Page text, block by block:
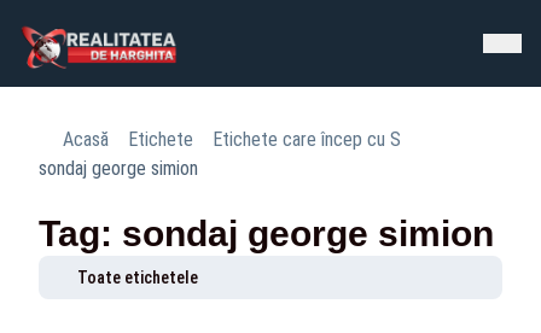
Acasă Etichete
Etichete care încep cu S
sondaj george simion
Tag: sondaj george simion
Toate etichetele